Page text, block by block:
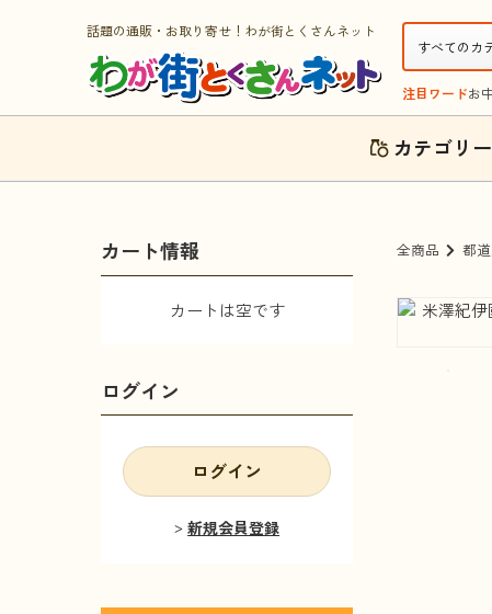
話題の通販・お取り寄せ！わが街とくさんネット
注目ワードお
カテゴリー
全商品 都
カート情報
カートは空です
ログイン
ログイン
新規会員登録